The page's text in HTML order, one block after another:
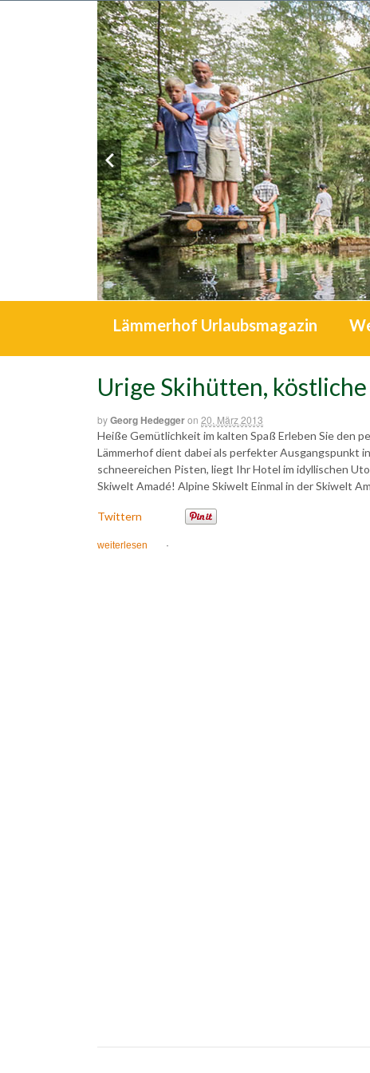
Lämmerhof Urlaubsmagazin
Urige Skihütten,
byGeorg Hedeggeron 20. März 2013
Heiße Gemütlichkeit im kalten Spaß Erleben Sie den
Lämmerhof dient dabei als perfekter Ausgangspunkt
schneereichen Pisten, liegt Ihr Hotel im idyllischen
Skiwelt Amadé! Alpine Skiwelt Einmal in der Skiwelt
Twittern
weiterlesen ·